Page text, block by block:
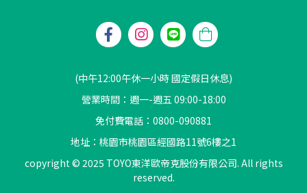
(中午12:00午休一小時 國定假日休息)
營業時間：週一-週五 09:00-18:00
免付費電話：0800-090881
地址：桃園市桃園區經國路11號6樓之1
copyright © 2025 TOYO東洋歐帝克股份有限公司. All rights
reserved.